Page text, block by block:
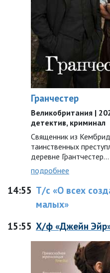
Гранчестер
Великобритания |
детектив, криминал
Священник из
таинственных
деревне Грантчестер…
подробнее
14:55 Т/с «О всех
малых»
15:55 Х/ф «Джейн